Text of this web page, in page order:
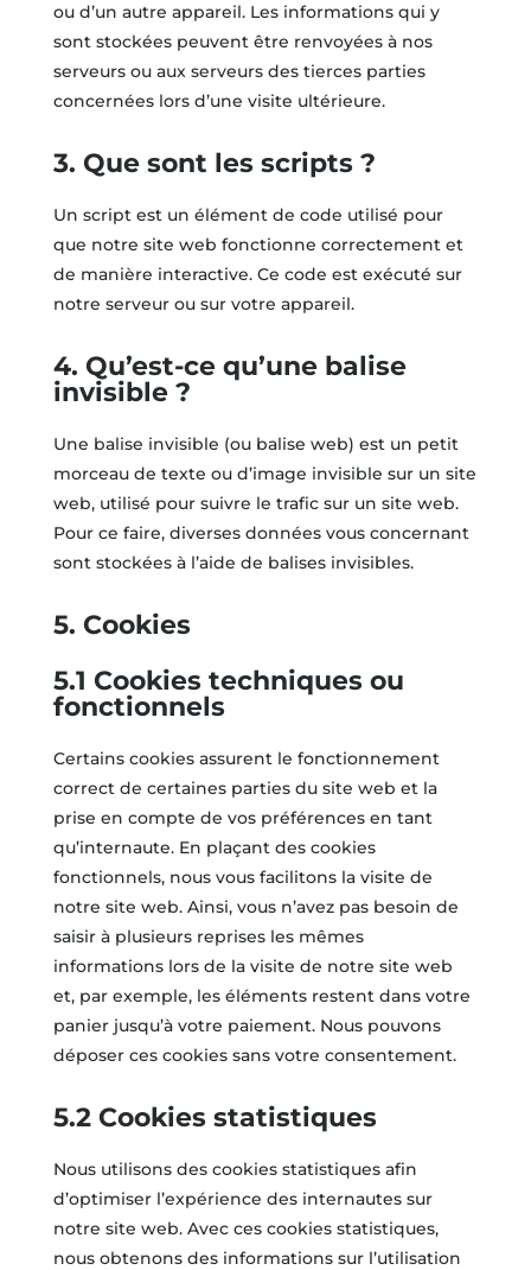
ou d’un autre appareil. Les informations qui y
sont stockées peuvent être renvoyées à nos
serveurs ou aux serveurs des tierces parties
concernées lors d’une visite ultérieure.
3. Que sont les scripts ?
Un script est un élément de code utilisé pour
que notre site web fonctionne correctement et
de manière interactive. Ce code est exécuté sur
notre serveur ou sur votre appareil.
4. Qu’est-ce qu’une balise
invisible ?
Une balise invisible (ou balise web) est un petit
morceau de texte ou d’image invisible sur un site
web, utilisé pour suivre le trafic sur un site web.
Pour ce faire, diverses données vous concernant
sont stockées à l’aide de balises invisibles.
5. Cookies
5.1 Cookies techniques ou
fonctionnels
Certains cookies assurent le fonctionnement
correct de certaines parties du site web et la
prise en compte de vos préférences en tant
qu’internaute. En plaçant des cookies
fonctionnels, nous vous facilitons la visite de
notre site web. Ainsi, vous n’avez pas besoin de
saisir à plusieurs reprises les mêmes
informations lors de la visite de notre site web
et, par exemple, les éléments restent dans votre
panier jusqu’à votre paiement. Nous pouvons
déposer ces cookies sans votre consentement.
5.2 Cookies statistiques
Nous utilisons des cookies statistiques afin
d’optimiser l’expérience des internautes sur
notre site web. Avec ces cookies statistiques,
nous obtenons des informations sur l’utilisation